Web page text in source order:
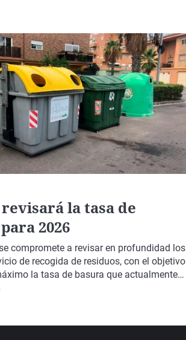
la tasa de
2026
compromete a revisar en profundidad los
de recogida de residuos, con el objetivo
la tasa de basura que actualmente